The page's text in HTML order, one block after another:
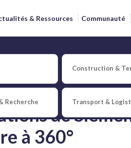
& Ressources Communauté
Redaction Twin+
US -
de
à 360°
Construction &
Recherche Transport &